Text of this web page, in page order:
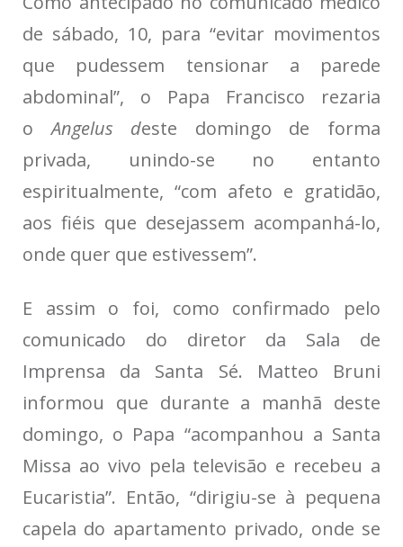
de sábado, 10, para “evitar movimentos
que pudessem tensionar a parede
abdominal”, o Papa Francisco rezaria
oAngelus deste domingo de forma
privada, unindo-se no entanto
espiritualmente, “com afeto e gratidão,
aos fiéis que desejassem acompanhá-lo,
onde quer que estivessem”.
E assim o foi, como confirmado pelo
comunicado do diretor da Sala de
Imprensa da Santa Sé. Matteo Bruni
informou que durante a manhã deste
domingo, o Papa “acompanhou a Santa
Missa ao vivo pela televisão e recebeu a
Eucaristia”. Então, “dirigiu-se à pequena
capela do apartamento privado, onde se